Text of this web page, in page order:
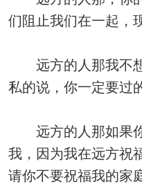
们阻止我们在一起，
远方的人那我不想
私的说，你一定要过
远方的人那如果你
我，因为我在远方祝
请你不要祝福我的家